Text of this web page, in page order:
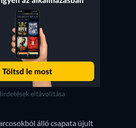
eltávolítása
álló csapata újult